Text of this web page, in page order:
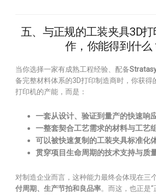
五、与正规的工装夹具3D
作，你能得到什么
当你选择一家有成熟工程经验、配备
备完整材料体系的3D打印制造商时，你获得
打印机的产能，而是：
一套从设计、验证到量产的快速响
一整套契合工艺需求的材料与工艺
可以被快速复制的工装夹具标准化
贯穿项目生命周期的技术支持与质
对制造企业而言，这种能力最终会体现在三
付周期、生产节拍和良品率。而这，也正是